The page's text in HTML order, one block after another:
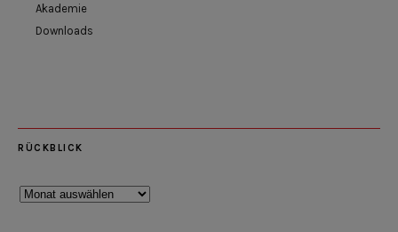
Akademie
Downloads
RÜCKBLICK
Rückblick